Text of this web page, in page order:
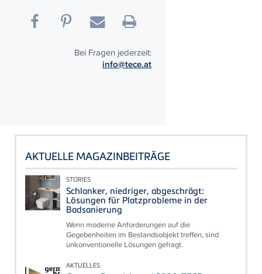
Bei Fragen jederzeit:
info@tece.at
AKTUELLE MAGAZINBEITRÄGE
STORIES
Schlanker, niedriger, abgeschrägt:
Lösungen für Platzprobleme in der
Badsanierung
Wenn moderne Anforderungen auf die
Gegebenheiten im Bestandsobjekt treffen, sind
unkonventionelle Lösungen gefragt.
AKTUELLES